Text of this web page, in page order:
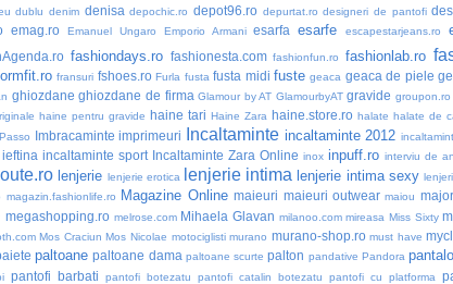
dublu denim denisa depochic.ro depot96.ro depurtat.ro designeri de pantofi
emag.ro Emanuel Ungaro Emporio Armani esarfa esarfe escapestarjeans.ro
fashiondays.ro fashionesta.com fashionfun.ro fashionlab.ro
fransuri fshoes.ro Furla fusta fusta midi fuste geaca geaca de piele
ghiozdane ghiozdane de firma Glamour by AT GlamourbyAT gravide groupon.ro
haine pentru gravide haine tari Haine Zara haine.store.ro halate halate de
Imbracaminte imprimeuri Incaltaminte incaltaminte 2012
incaltaminte sport Incaltaminte Zara Online inox inpuff.ro interviu de
lenjerie lenjerie erotica lenjerie intima lenjerie intima sexy
magazin.fashionlife.ro Magazine Online maieuri maieuri outwear maiou
megashopping.ro melrose.com Mihaela Glavan milanoo.com mireasa Miss Sixty
Mos Craciun Mos Nicolae motociglisti murano murano-shop.ro must have
paltoane paltoane dama paltoane scurte palton pandative Pandora
pantofi barbati pantofi botezatu pantofi catalin botezatu pantofi cu platforma